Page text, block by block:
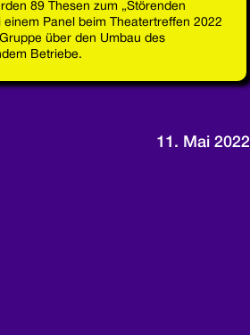
89 Thesen zum „Störenden
einem Panel beim Theatertreffen 2022
über den Umbau des
Betriebe.
11. Mai 2022